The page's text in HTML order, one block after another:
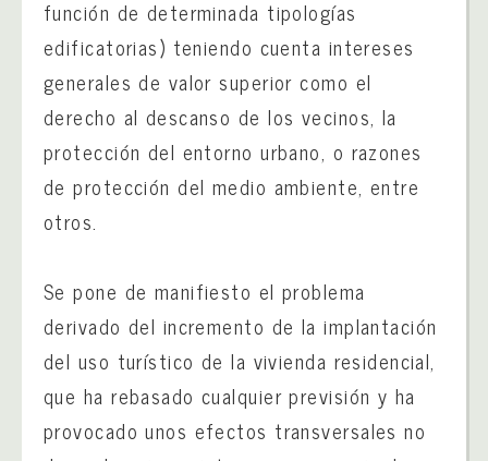
función de determinada tipologías
edificatorias) teniendo cuenta intereses
generales de valor superior como el
derecho al descanso de los vecinos, la
protección del entorno urbano, o razones
de protección del medio ambiente, entre
otros.
Se pone de manifiesto el problema
derivado del incremento de la implantación
del uso turístico de la vivienda residencial,
que ha rebasado cualquier previsión y ha
provocado unos efectos transversales no